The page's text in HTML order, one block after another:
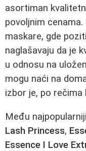
asortiman
povoljnim
maskare, gde
naglašavaju da je
u odnosu na
mogu naći na
izbor je, po rečima
Među
Lash Princess,
Essence I Love